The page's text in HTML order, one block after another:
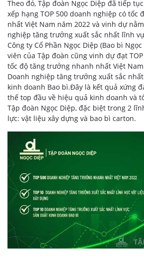
Theo đó, Tập đoàn Ngọc Diệp đã tiếp
xếp hạng TOP 500 doanh nghiệp có tốc
nhất Việt Nam năm 2022 và vinh dự
nghiệp tăng trưởng xuất sắc nhất lĩnh
Công ty Cổ Phần Ngọc Diệp (Bao bì
viên của Tập đoàn cũng vinh dự đạt
tốc độ tăng trưởng nhanh nhất Việt Nam
Doanh nghiệp tăng trưởng xuất sắc
kinh doanh Bao bì.Đây là kết quả xứng
thế top đầu về hiệu quả kinh doanh và
Tập đoàn Ngọc Diệp, đặc biệt trong 2
lực: vật liệu xây dựng và bao bì carton.